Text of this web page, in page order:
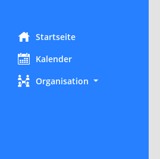
Startseite
Kalender
Organisation